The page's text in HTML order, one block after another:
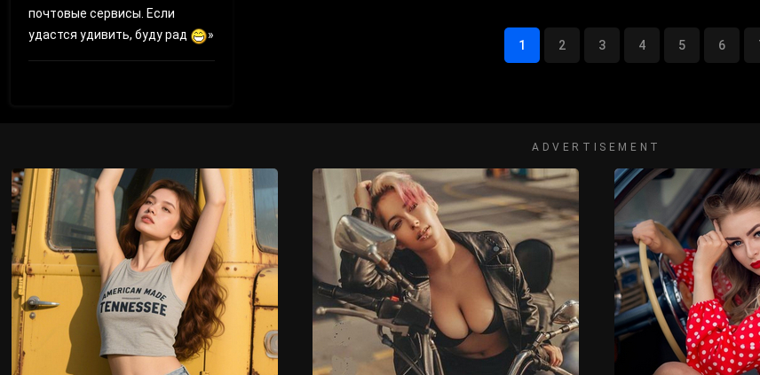
почтовые сервисы. Если
удастся удивить, буду рад
»
1 2 3 4 5 6
ADVERTISEMENT